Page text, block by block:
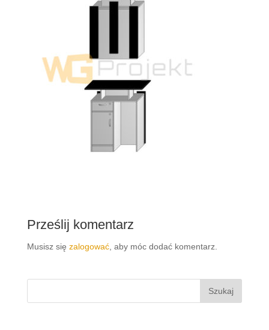
Prześlij komentarz
Musisz się zalogować, aby móc dodać komentarz.
Szukaj: